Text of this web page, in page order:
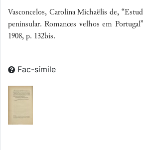
Vasconcelos, Carolina Michaëlis de,
peninsular. Romances velhos em
1908, p. 132bis.
Fac-símile